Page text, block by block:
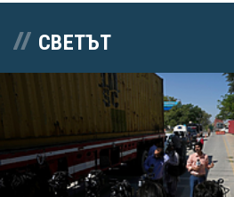
СВЕТЪТ